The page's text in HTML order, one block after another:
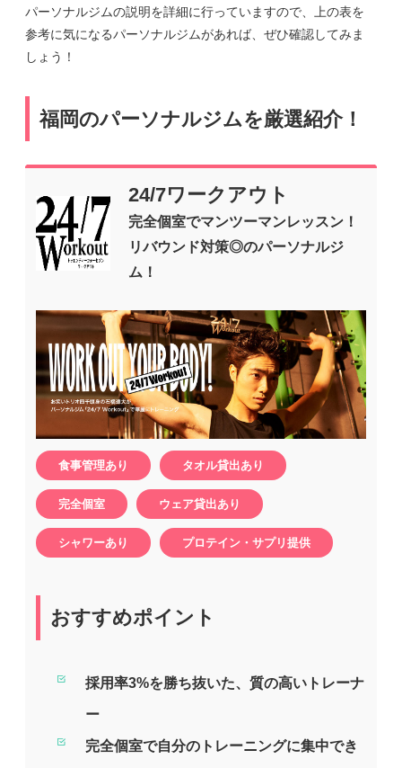
パーソナルジムの説明を詳細に行っていますので、上の表を
参考に気になるパーソナルジムがあれば、ぜひ確認してみま
しょう！
福岡のパーソナルジムを厳選紹介！
24/7ワークアウト
完全個室でマンツーマンレッスン！
リバウンド対策◎のパーソナルジ
ム！
食事管理あり タオル貸出あり
完全個室 ウェア貸出あり
シャワーあり プロテイン・サプリ提供
おすすめポイント
採用率3%を勝ち抜いた、質の高いトレーナ
ー
完全個室で自分のトレーニングに集中でき